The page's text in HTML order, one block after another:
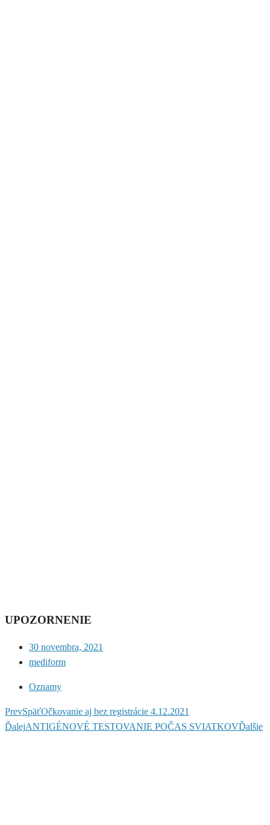
UPOZORNENIE
30 novembra, 2021
mediform
Oznamy
PrevSpäťOčkovanie aj bez registrácie 4.12.2021
ĎalejANTIGÉNOVÉ TESTOVANIE POČAS SVIATKOVĎalšie